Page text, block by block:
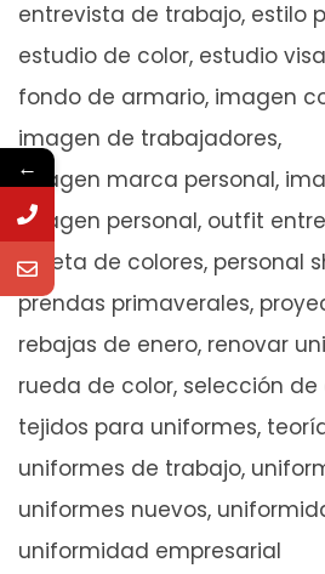
entrevista de trabajo estilo
estudio de color estudio
fondo de armario imagen
imagen de trabajadores
imagen marca personal
imagen personal outfit
paleta de colores personal
prendas primaverales
rebajas de enero renovar
rueda de color selección de
tejidos para uniformes
uniformes de trabajo
uniformes nuevos
uniformidad empresarial
←